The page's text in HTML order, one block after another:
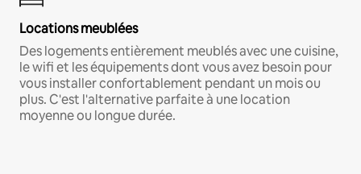
Locations meublées
Des logements entièrement meublés avec une cuisine,
le wifi et les équipements dont vous avez besoin pour
vous installer confortablement pendant un mois ou
plus. C'est l'alternative parfaite à une location
moyenne ou longue durée.